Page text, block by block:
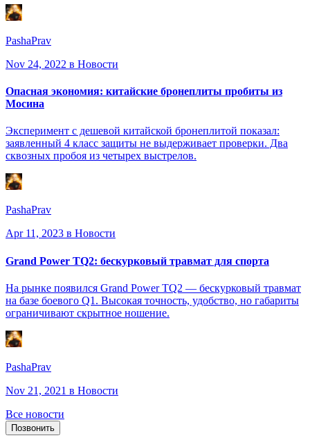
PashaPrav
Nov 24, 2022 в Новости
Опасная экономия: китайские бронеплиты пробиты из
Мосина
Эксперимент с дешевой китайской бронеплитой показал:
заявленный 4 класс защиты не выдерживает проверки. Два
сквозных пробоя из четырех выстрелов.
PashaPrav
Apr 11, 2023 в Новости
Grand Power TQ2: бескурковый травмат для спорта
На рынке появился Grand Power TQ2 — бескурковый травмат
на базе боевого Q1. Высокая точность, удобство, но габариты
ограничивают скрытное ношение.
PashaPrav
Nov 21, 2021 в Новости
Все новости
Позвонить